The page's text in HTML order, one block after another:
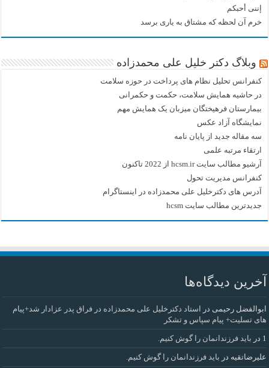
إننی أحبکم
خرم آن لحظه که مشتاق به یاری برسد
وبلاگ دکتر خلیل علی محمدزاده
کنفرانس تحلیل نظام های پرداخت در حوزه سلامت
در حاشیه همایش سلامت، حکمت و حکمرانی
بیمارستان فرهیختگان میزبان یک همایش مهم
نمایشگاه آزاد عکس
سه مقاله جدید از پایان نامه
ارتقاء مرتبه علمی
آرشیو مطالب سایت hcsm.ir از 2022 تاکنون
کنفرانس مدیریت تحول
آدرس های دکترخلیل علی محمدزاده در اینستاگرام
جدیدترین مطالب سایت hcsm
آخرین دیدگاه‌ها
ابوالفضل رحیمی در
استاد دکترخلیل علی محمدزاده در فراق پدر عزادار شد+پیام
های تسلیت+ پیام سپاس و تشکر
1 در باید فرزندانمان را گوش کنیم.
علیرضاتقیه در باید فرزندانمان را گوش کنیم.